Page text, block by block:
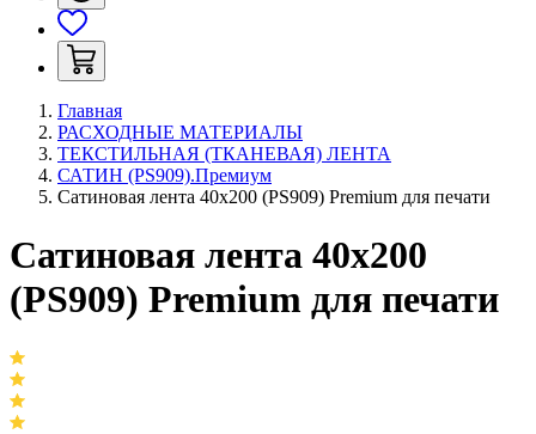
Главная
РАСХОДНЫЕ МАТЕРИАЛЫ
ТЕКСТИЛЬНАЯ (ТКАНЕВАЯ) ЛЕНТА
САТИН (PS909).Премиум
Сатиновая лента 40х200 (PS909) Premium для печати
Сатиновая лента 40х200
(PS909) Premium для печати